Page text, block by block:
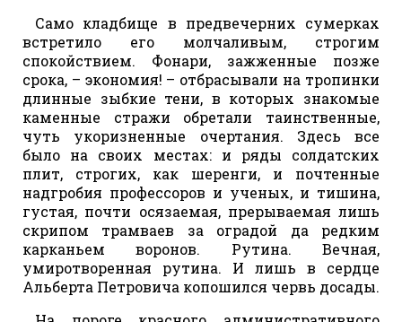
Само кладбище в предвечерних сумерках
встретило его молчаливым, строгим
спокойствием. Фонари, зажженные позже
срока, – экономия! – отбрасывали на тропинки
длинные зыбкие тени, в которых знакомые
каменные стражи обретали таинственные,
чуть укоризненные очертания. Здесь все
было на своих местах: и ряды солдатских
плит, строгих, как шеренги, и почтенные
надгробия профессоров и ученых, и тишина,
густая, почти осязаемая, прерываемая лишь
скрипом трамваев за оградой да редким
карканьем воронов. Рутина. Вечная,
умиротворенная рутина. И лишь в сердце
Альберта Петровича копошился червь досады.